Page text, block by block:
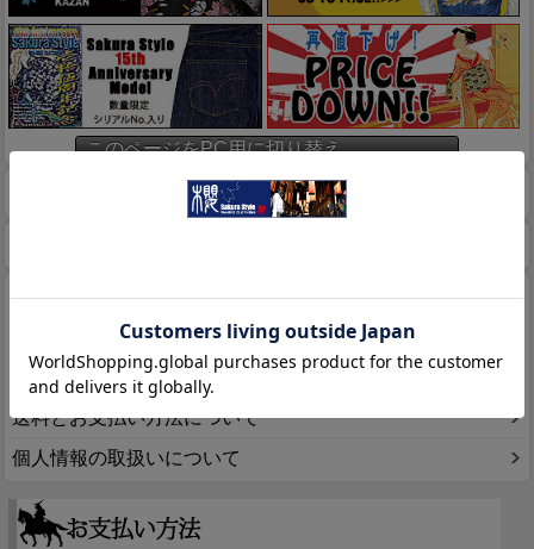
このページをPC用に切り替え
ログイン
メルマガ申込/停止
特定商取引法に基づく表示
送料とお支払い方法について
個人情報の取扱いについて